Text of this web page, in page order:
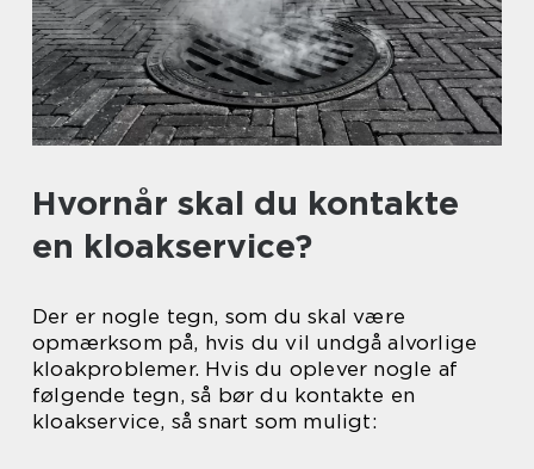
Hvornår skal du kontakte
en kloakservice?
Der er nogle tegn, som du skal være
opmærksom på, hvis du vil undgå alvorlige
kloakproblemer. Hvis du oplever nogle af
følgende tegn, så bør du kontakte en
kloakservice, så snart som muligt: